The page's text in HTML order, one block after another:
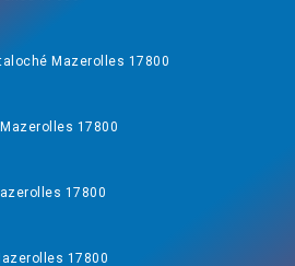
Mazerolles 17800
17800
17800
17800